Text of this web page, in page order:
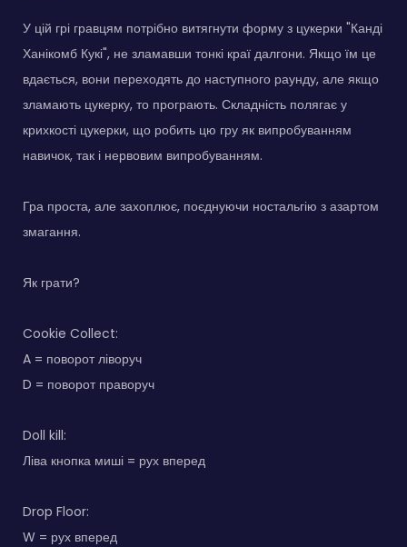
У цій грі гравцям потрібно витягнути форму з цукерки "Канді
Ханікомб Кукі", не зламавши тонкі краї далгони. Якщо їм це
вдається, вони переходять до наступного раунду, але якщо
зламають цукерку, то програють. Складність полягає у
крихкості цукерки, що робить цю гру як випробуванням
навичок, так і нервовим випробуванням.
Гра проста, але захоплює, поєднуючи ностальгію з азартом
змагання.
Як грати?
Cookie Collect:
A = поворот ліворуч
D = поворот праворуч
Doll kill:
Ліва кнопка миші = рух вперед
Drop Floor:
W = рух вперед